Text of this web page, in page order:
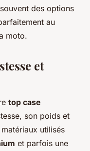
des options
au
moto.
et
top case
son poids et
utilisés
et parfois une